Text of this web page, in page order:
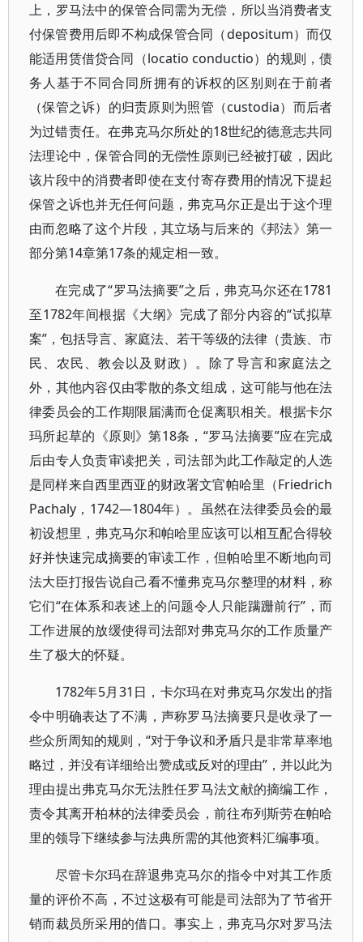
上，罗马法中的保管合同需为无偿，所以当消费者支
付保管费用后即不构成保管合同（depositum）而仅
能适用赁借贷合同（locatio conductio）的规则，债
务人基于不同合同所拥有的诉权的区别则在于前者
（保管之诉）的归责原则为照管（custodia）而后者
为过错责任。在弗克马尔所处的18世纪的德意志共同
法理论中，保管合同的无偿性原则已经被打破，因此
该片段中的消费者即使在支付寄存费用的情况下提起
保管之诉也并无任何问题，弗克马尔正是出于这个理
由而忽略了这个片段，其立场与后来的《邦法》第一
部分第14章第17条的规定相一致。
在完成了“罗马法摘要”之后，弗克马尔还在1781
至1782年间根据《大纲》完成了部分内容的“试拟草
案”，包括导言、家庭法、若干等级的法律（贵族、市
民、农民、教会以及财政）。除了导言和家庭法之
外，其他内容仅由零散的条文组成，这可能与他在法
律委员会的工作期限届满而仓促离职相关。根据卡尔
玛所起草的《原则》第18条，“罗马法摘要”应在完成
后由专人负责审读把关，司法部为此工作敲定的人选
是同样来自西里西亚的财政署文官帕哈里（Friedrich
Pachaly，1742—1804年）。虽然在法律委员会的最
初设想里，弗克马尔和帕哈里应该可以相互配合得较
好并快速完成摘要的审读工作，但帕哈里不断地向司
法大臣打报告说自己看不懂弗克马尔整理的材料，称
它们“在体系和表述上的问题令人只能蹒跚前行”，而
工作进展的放缓使得司法部对弗克马尔的工作质量产
生了极大的怀疑。
1782年5月31日，卡尔玛在对弗克马尔发出的指
令中明确表达了不满，声称罗马法摘要只是收录了一
些众所周知的规则，“对于争议和矛盾只是非常草率地
略过，并没有详细给出赞成或反对的理由”，并以此为
理由提出弗克马尔无法胜任罗马法文献的摘编工作，
责令其离开柏林的法律委员会，前往布列斯劳在帕哈
里的领导下继续参与法典所需的其他资料汇编事项。
尽管卡尔玛在辞退弗克马尔的指令中对其工作质
量的评价不高，不过这极有可能是司法部为了节省开
销而裁员所采用的借口。事实上，弗克马尔对罗马法